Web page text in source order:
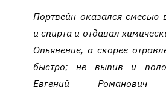
Портвейн оказался смесью
и спирта и отдавал
Опьянение, а скорее
быстро; не выпив и
Евгений Романович